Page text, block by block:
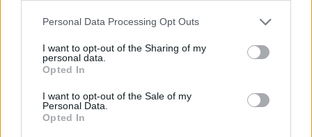
Personal Data Processing Opt Outs
I want to opt-out of the Sharing of my
personal data.
Opted In
I want to opt-out of the Sale of my
Personal Data.
Opted In